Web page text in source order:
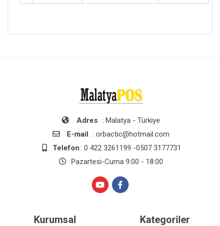
Adres : Malatya - Türkiye
E-mail : orbactic@hotmail.com
Telefon: 0 422 3261199 -0507 3177731
Pazartesi-Cuma 9:00 - 18:00
Kurumsal Kategoriler